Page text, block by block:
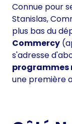
Connue pour
Stanislas,
plus bas du
Commercy
s'adresse
programmes
une première